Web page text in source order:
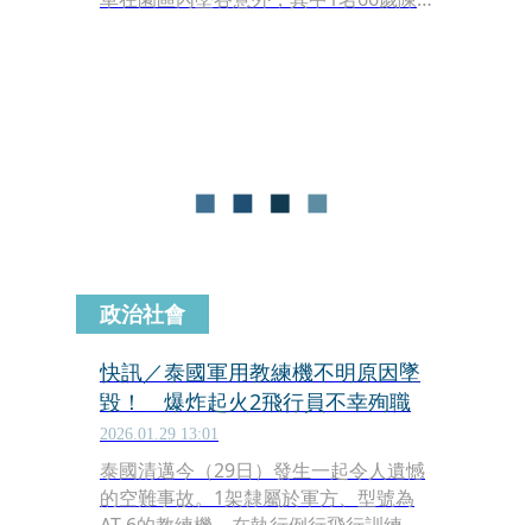
政治社會
快訊／泰國軍用教練機不明原因墜
毀！ 爆炸起火2飛行員不幸殉職
2026.01.29 13:01
泰國清邁今（29日）發生一起令人遺憾
的空難事故。1架隸屬於軍方、型號為